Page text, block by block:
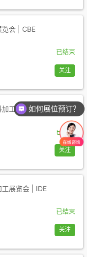
会 | CBE
已结束
关注
加工展览会 | Drinktec
已结束
关注
展览会 | IDE
已结束
关注
如何展位预订？